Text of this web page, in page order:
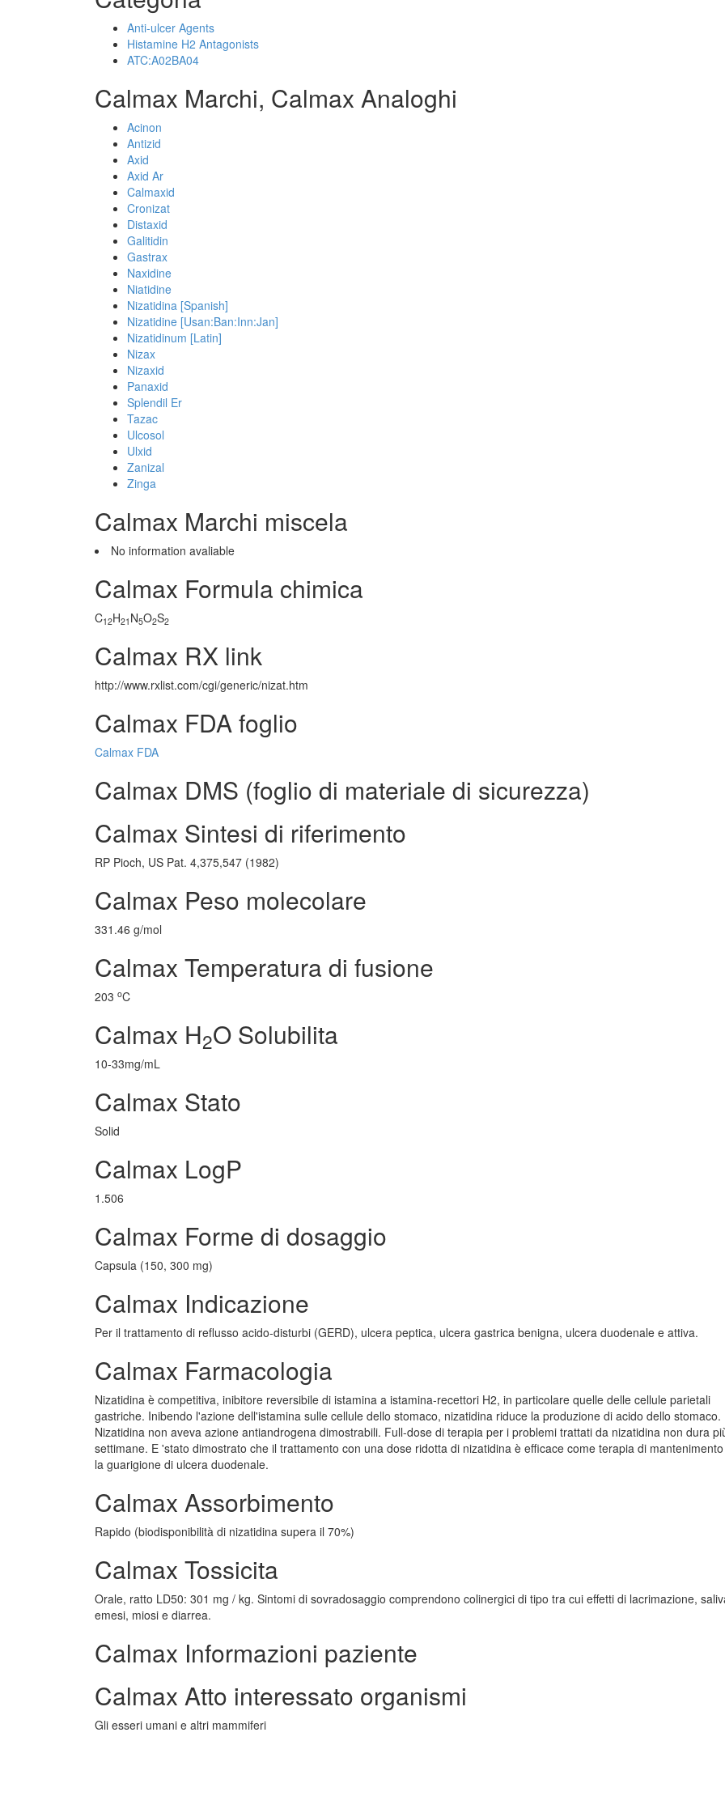
Anti-ulcer Agents
Histamine H2 Antagonists
ATC:A02BA04
Calmax Marchi, Calmax Analoghi
Acinon
Antizid
Axid
Axid Ar
Calmaxid
Cronizat
Distaxid
Galitidin
Gastrax
Naxidine
Niatidine
Nizatidina [Spanish]
Nizatidine [Usan:Ban:Inn:Jan]
Nizatidinum [Latin]
Nizax
Nizaxid
Panaxid
Splendil Er
Tazac
Ulcosol
Ulxid
Zanizal
Zinga
Calmax Marchi miscela
No information avaliable
Calmax Formula chimica
C12H21 N5O2S2
Calmax RX link
http://www.rxlist.com/cgi/generic/nizat.htm
Calmax FDA foglio
Calmax FDA
Calmax DMS (foglio di materiale di sicurezza)
Calmax Sintesi di riferimento
RP Pioch, US Pat. 4,375,547 (1982)
Calmax Peso molecolare
331.46 g/mol
Calmax Temperatura di fusione
203 oC
Calmax H2O Solubilita
10-33mg/mL
Calmax Stato
Solid
Calmax LogP
1.506
Calmax Forme di dosaggio
Capsula (150, 300 mg)
Calmax Indicazione
Per il trattamento di reflusso acido-disturbi (GERD), ulcera peptica, ulcera gastrica benigna, ulcera duodenale e attiva.
Calmax Farmacologia
Nizatidina è competitiva, inibitore reversibile di istamina a istamina-recettori H2, in particolare quelle delle cellule parietali
gastriche. Inibendo l'azione dell'istamina sulle cellule dello stomaco, nizatidina riduce la produzione di acido dello stomaco.
Nizatidina non aveva azione antiandrogena dimostrabili. Full-dose di terapia per i problemi trattati da nizatidina non dura
settimane. E 'stato dimostrato che il trattamento con una dose ridotta di nizatidina è efficace come terapia di
la guarigione di ulcera duodenale.
Calmax Assorbimento
Rapido (biodisponibilità di nizatidina supera il 70%)
Calmax Tossicita
Orale, ratto LD50: 301 mg / kg. Sintomi di sovradosaggio comprendono colinergici di tipo tra cui effetti di lacrimazione,
emesi, miosi e diarrea.
Calmax Informazioni paziente
Calmax Atto interessato organismi
Gli esseri umani e altri mammiferi